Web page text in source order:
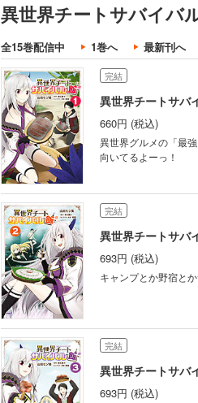
異世界チートサバイバ
全15巻配信中 1巻へ 最新刊へ
完結
異世界チートサ
660円 (税込)
異世界グルメの「最
向いてるよーっ！
完結
異世界チートサ
693円 (税込)
キャンプとか野宿と
完結
異世界チートサ
693円 (税込)